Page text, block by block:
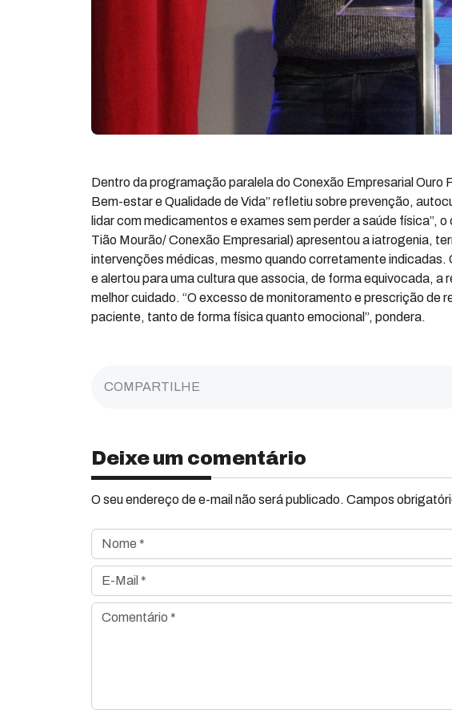
Dentro da programação paralela do Conexão Empresarial Ouro
Bem-estar e Qualidade de Vida” refletiu sobre prevenção,
lidar com medicamentos e exames sem perder a saúde física”,
Tião Mourão/ Conexão Empresarial) apresentou a iatrogenia,
intervenções médicas, mesmo quando corretamente indicadas.
e alertou para uma cultura que associa, de forma equivocada, a
melhor cuidado. “O excesso de monitoramento e prescrição de
paciente, tanto de forma física quanto emocional”, pondera.
COMPARTILHE
Deixe um comentário
O seu endereço de e-mail não será publicado. Campos
Nome *
E-Mail *
Comentário *